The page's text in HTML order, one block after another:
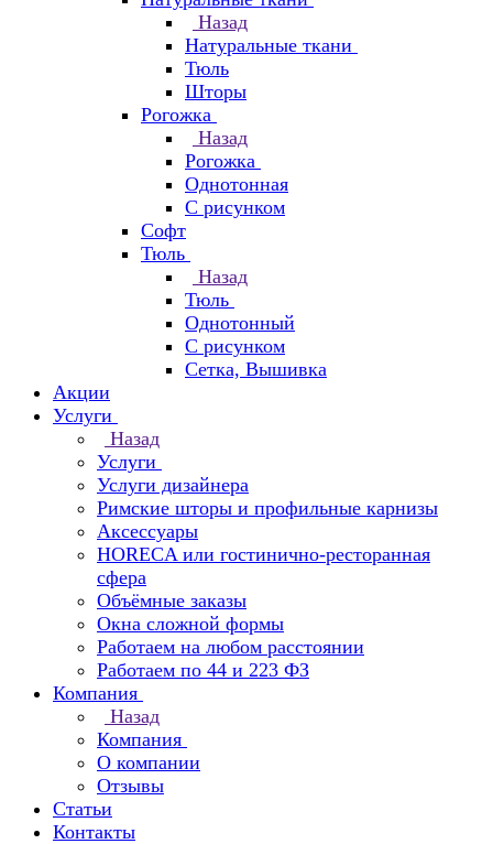
Назад
Натуральные ткани
Тюль
Шторы
Рогожка
Назад
Рогожка
Однотонная
С рисунком
Софт
Тюль
Назад
Тюль
Однотонный
С рисунком
Сетка, Вышивка
Акции
Услуги
Назад
Услуги
Услуги дизайнера
Римские шторы и профильные карнизы
Аксессуары
HORECA или гостинично-ресторанная
сфера
Объёмные заказы
Окна сложной формы
Работаем на любом расстоянии
Работаем по 44 и 223 ФЗ
Компания
Назад
Компания
О компании
Отзывы
Статьи
Контакты